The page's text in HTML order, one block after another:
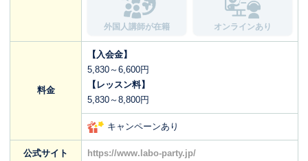
外国人講師が在籍 オンラインあり
料金
【入会金】
5,830～6,600円
【レッスン料】
5,830～8,800円
キャンペーンあり
公式サイト https://www.labo-party.jp/